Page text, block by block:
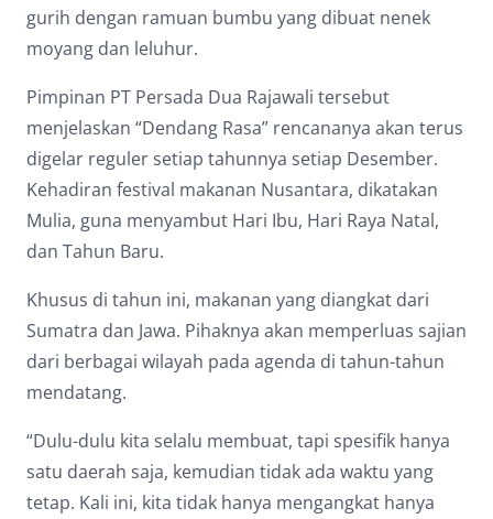
gurih dengan ramuan bumbu yang dibuat nenek
moyang dan leluhur.
Pimpinan PT Persada Dua Rajawali tersebut
menjelaskan “Dendang Rasa” rencananya akan terus
digelar reguler setiap tahunnya setiap Desember.
Kehadiran festival makanan Nusantara, dikatakan
Mulia, guna menyambut Hari Ibu, Hari Raya Natal,
dan Tahun Baru.
Khusus di tahun ini, makanan yang diangkat dari
Sumatra dan Jawa. Pihaknya akan memperluas sajian
dari berbagai wilayah pada agenda di tahun-tahun
mendatang.
“Dulu-dulu kita selalu membuat, tapi spesifik hanya
satu daerah saja, kemudian tidak ada waktu yang
tetap. Kali ini, kita tidak hanya mengangkat hanya